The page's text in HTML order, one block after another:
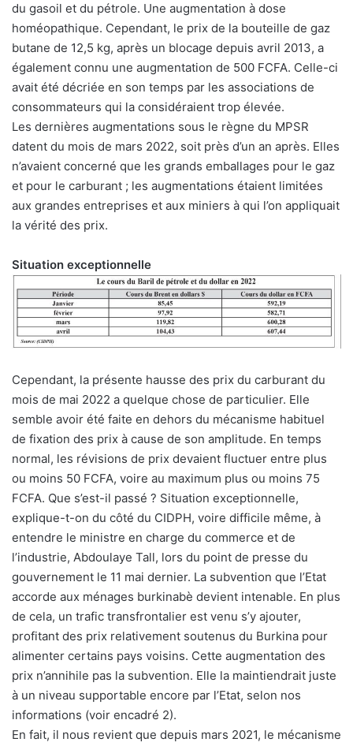
du gasoil et du pétrole. Une augmentation à dose
homéopathique. Cependant, le prix de la bouteille de gaz
butane de 12,5 kg, après un blocage depuis avril 2013, a
également connu une augmentation de 500 FCFA. Celle-ci
avait été décriée en son temps par les associations de
consommateurs qui la considéraient trop élevée.
Les dernières augmentations sous le règne du MPSR
datent du mois de mars 2022, soit près d’un an après. Elles
n’avaient concerné que les grands emballages pour le gaz
et pour le carburant ; les augmentations étaient limitées
aux grandes entreprises et aux miniers à qui l’on appliquait
la vérité des prix.
Situation exceptionnelle
Cependant, la présente hausse des prix du carburant du
mois de mai 2022 a quelque chose de particulier. Elle
semble avoir été faite en dehors du mécanisme habituel
de fixation des prix à cause de son amplitude. En temps
normal, les révisions de prix devaient fluctuer entre plus
ou moins 50 FCFA, voire au maximum plus ou moins 75
FCFA. Que s’est-il passé ? Situation exceptionnelle,
explique-t-on du côté du CIDPH, voire difficile même, à
entendre le ministre en charge du commerce et de
l’industrie, Abdoulaye Tall, lors du point de presse du
gouvernement le 11 mai dernier. La subvention que l’Etat
accorde aux ménages burkinabè devient intenable. En plus
de cela, un trafic transfrontalier est venu s’y ajouter,
profitant des prix relativement soutenus du Burkina pour
alimenter certains pays voisins. Cette augmentation des
prix n’annihile pas la subvention. Elle la maintiendrait juste
à un niveau supportable encore par l’Etat, selon nos
informations (voir encadré 2).
En fait, il nous revient que depuis mars 2021, le mécanisme